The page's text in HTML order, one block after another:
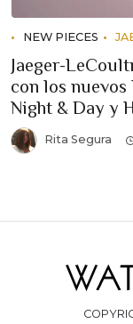
NEW PIECES
Jaeger-
con los nuevos
Night & Day y
Rita Segura